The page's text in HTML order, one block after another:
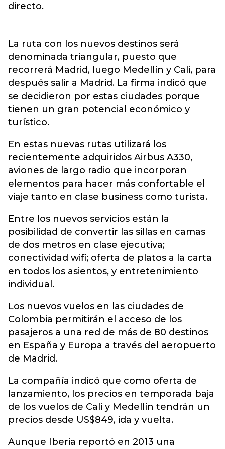
directo.
La ruta con los nuevos destinos será
denominada triangular, puesto que
recorrerá Madrid, luego Medellín y Cali, para
después salir a Madrid. La firma indicó que
se decidieron por estas ciudades porque
tienen un gran potencial económico y
turístico.
En estas nuevas rutas utilizará los
recientemente adquiridos Airbus A330,
aviones de largo radio que incorporan
elementos para hacer más confortable el
viaje tanto en clase business como turista.
Entre los nuevos servicios están la
posibilidad de convertir las sillas en camas
de dos metros en clase ejecutiva;
conectividad wifi; oferta de platos a la carta
en todos los asientos, y entretenimiento
individual.
Los nuevos vuelos en las ciudades de
Colombia permitirán el acceso de los
pasajeros a una red de más de 80 destinos
en España y Europa a través del aeropuerto
de Madrid.
La compañía indicó que como oferta de
lanzamiento, los precios en temporada baja
de los vuelos de Cali y Medellín tendrán un
precios desde US$849, ida y vuelta.
Aunque Iberia reportó en 2013 una